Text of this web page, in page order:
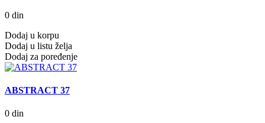
0 din
Dodaj u korpu
Dodaj u listu želja
Dodaj za poređenje
ABSTRACT 37
0 din